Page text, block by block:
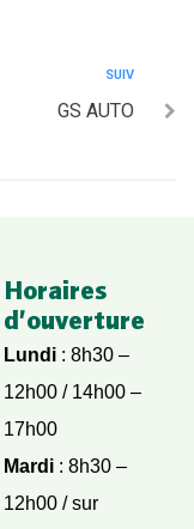
SUIV
GS AUTO
Horaires
d’ouverture
Lundi: 8h30 –
12h00 / 14h00 –
17h00
Mardi: 8h30 –
12h00 / sur